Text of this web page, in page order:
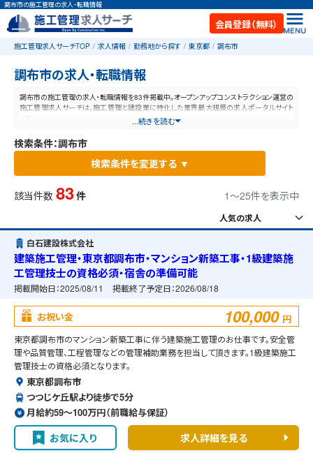
調布市の施工管理の求人・転職情報
会員登録（無料）
施工管理求人サーチTOP 求人情報 勤務地から探す 東京都 調布市
調布市の求人・転職情報
調布市の施工管理の求人・転職情報を83件掲載中。オープンアップコンストラクション運営の
施工管理求人サーチは、施工管理と建設業に特化した業界最大規模の求人ポータルサイト
...続きを読む
検索条件：調布市
検索条件を変更する ▼
該当件数 83 件 1〜25件を表示中
白石建設株式会社
建築施工管理・東京都調布市・マンション新築工事・1級建築施
工管理技士の資格必須・宿舎の準備可能
掲載開始日：2025/08/11 掲載終了予定日：2026/08/18
お祝い金 100,000 円
東京都調布市のマンション新築工事に伴う建築施工管理のお仕事です。安全管
理や品質管理、工程管理などの管理補助業務を担当して頂きます。1級建築施工
管理技士の資格必須となります。
東京都調布市
つつじケ丘駅より徒歩で5分
月給約59〜100万円（前職給与保証）
お気に入り 求人詳細を見る